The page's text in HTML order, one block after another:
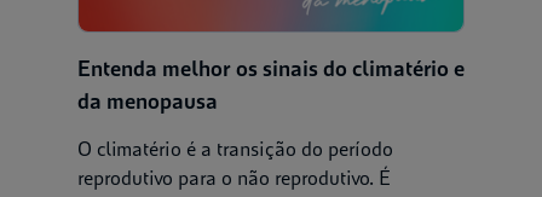
Entenda melhor os sinais do climatério e
da menopausa
O climatério é a transição do período
reprodutivo para o não reprodutivo. É